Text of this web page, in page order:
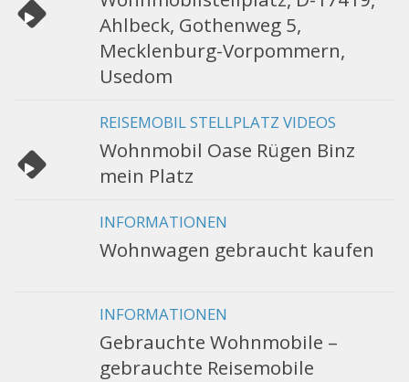
Ahlbeck, Gothenweg 5,
Mecklenburg-Vorpommern,
Usedom
REISEMOBIL STELLPLATZ VIDEOS
Wohnmobil Oase Rügen Binz
mein Platz
INFORMATIONEN
Wohnwagen gebraucht kaufen
INFORMATIONEN
Gebrauchte Wohnmobile –
gebrauchte Reisemobile